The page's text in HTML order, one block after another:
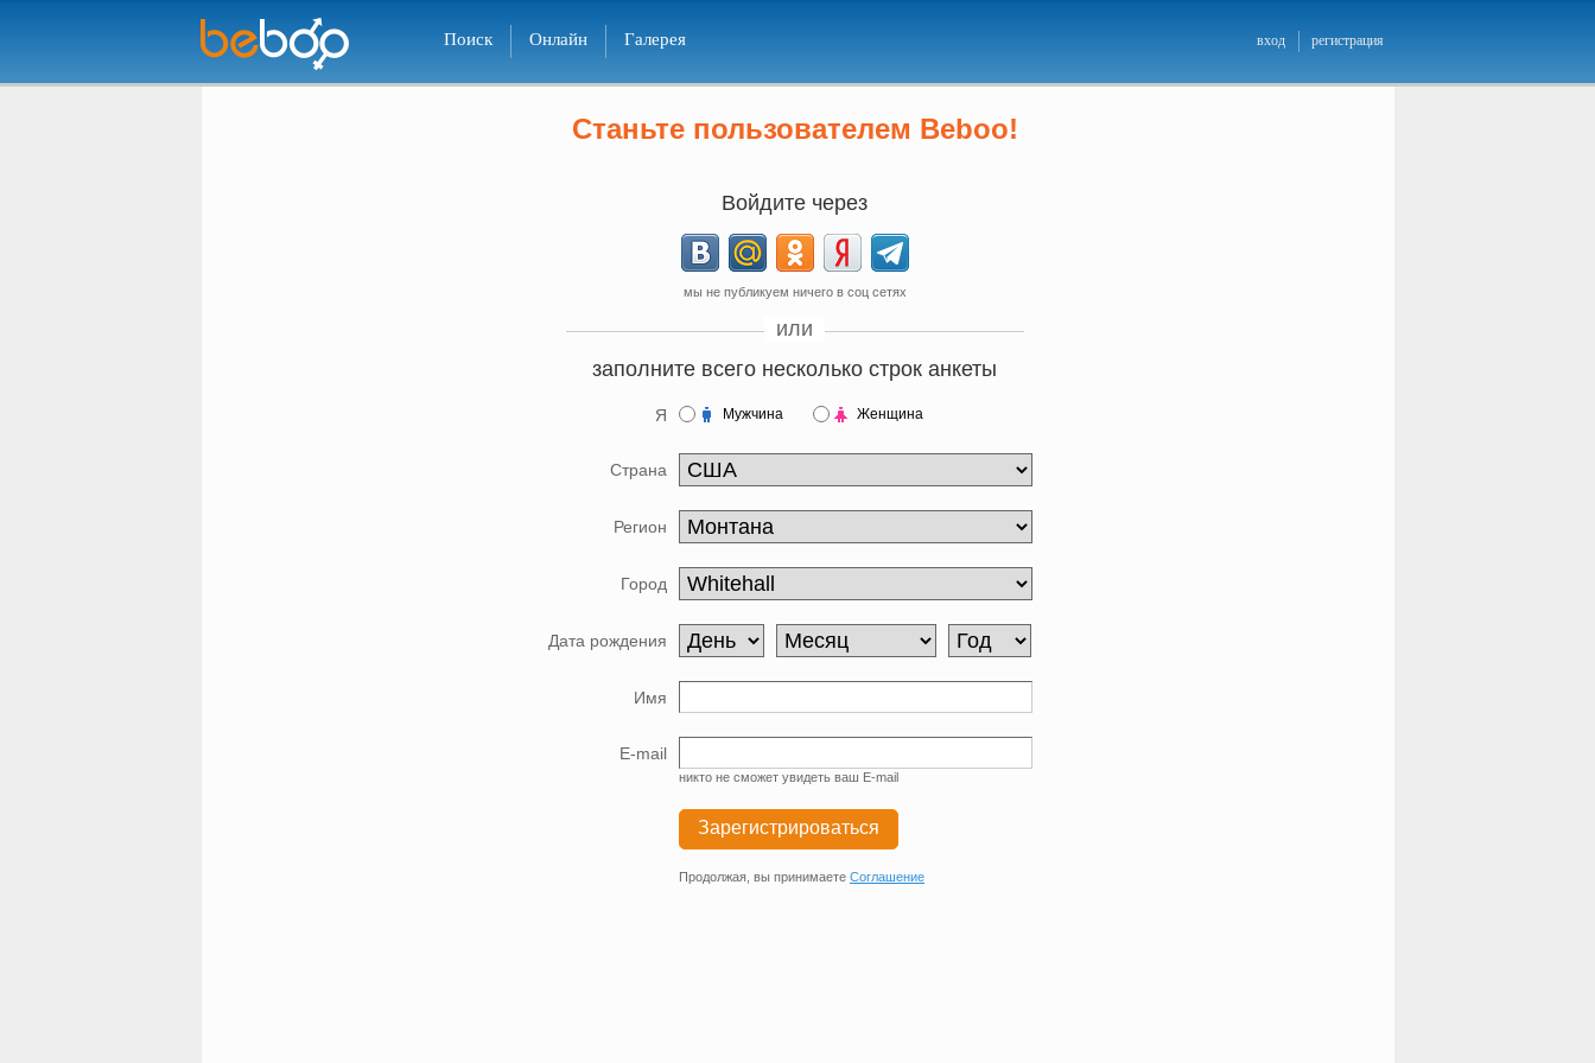
Поиск Онлайн Галерея вход регистрация
Станьте пользователем Beboo!
Войдите через
мы не публикуем ничего в соц сетях
или
заполните всего несколько строк анкеты
Я Мужчина Женщина
Страна
Регион
Город
Дата рождения
Имя
E-mail
никто не сможет увидеть ваш E-mail
Зарегистрироваться
Продолжая, вы принимаете Соглашение